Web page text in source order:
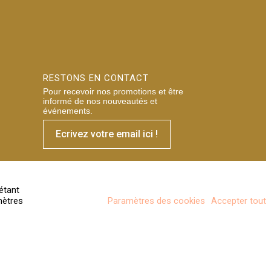
RESTONS EN CONTACT
Pour recevoir nos promotions et être
informé de nos nouveautés et
événements.
Ecrivez votre email ici !
Paramètres des cookies Accepter tout